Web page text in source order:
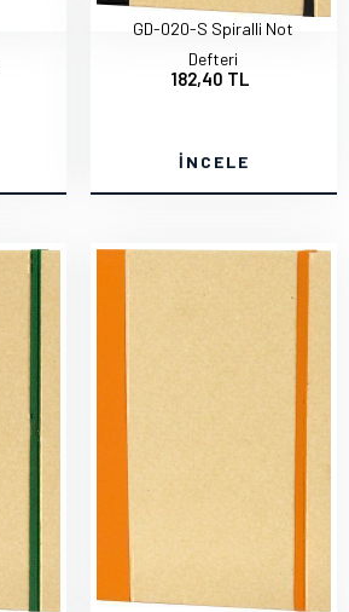
GD-020-S Spiralli Not
Defteri
182,40 TL
İNCELE